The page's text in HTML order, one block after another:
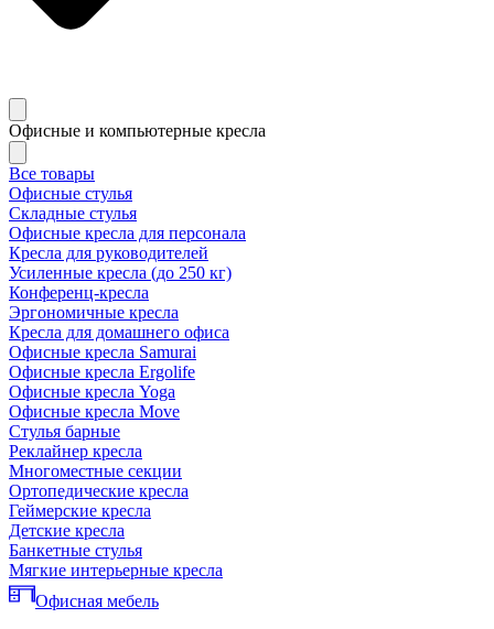
Офисные и компьютерные кресла
Все товары
Офисные стулья
Складные стулья
Офисные кресла для персонала
Кресла для руководителей
Усиленные кресла (до 250 кг)
Конференц-кресла
Эргономичные кресла
Кресла для домашнего офиса
Офисные кресла Samurai
Офисные кресла Ergolife
Офисные кресла Yoga
Офисные кресла Move
Стулья барные
Реклайнер кресла
Многоместные секции
Ортопедические кресла
Геймерские кресла
Детские кресла
Банкетные стулья
Мягкие интерьерные кресла
Офисная мебель